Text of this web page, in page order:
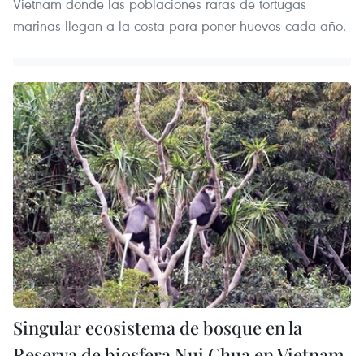
Vietnam donde las poblaciones raras de tortugas
marinas llegan a la costa para poner huevos cada año.
Singular ecosistema de bosque en la